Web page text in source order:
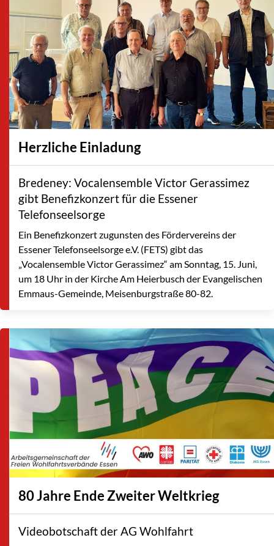
Herzliche Einladung
Bredeney: Vocalensemble Victor Gerassimez
gibt Benefizkonzert für die Essener
Telefonseelsorge
Ein Benefizkonzert zugunsten des Fördervereins der
Essener Telefonseelsorge e.V. (FETS) gibt das
„Vocalensemble Victor Gerassimez“ am Sonntag, 15. Juni,
um 18 Uhr in der Kirche Am Heierbusch der Evangelischen
Emmaus-Gemeinde, Meisenburgstraße 80-82.
80 Jahre Ende Zweiter Weltkrieg
Videobotschaft der AG Wohlfahrt